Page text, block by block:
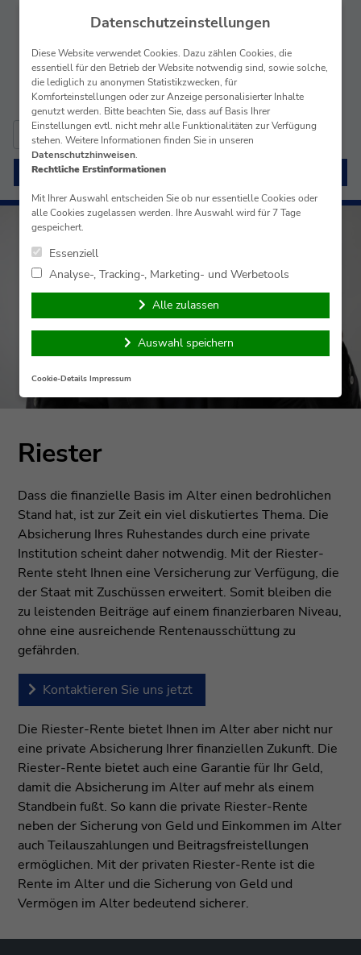
Suche
nach:
simplr-Login
Riester
Riester
Dass die finanzielle Basis im Alter einen bedrohlichen
Stand hat, ist zur Zeit ein viel diskutiertes Thema. Die
Absicherung Ihres Ruhestandes durch eine private
Institution scheint daher notwendig. Mit der Riester-
Rente steht Ihnen eine Versicherung zur Verfügung, die
der Staat mit Zuschüssen erweitert. Somit bleiben die
zu leistenden Beiträge auf einem finanzierbaren Niveau,
ohne eine ausreichende Rentenausschüttung zu
gefährden.
Kontaktieren Sie uns jetzt
Die Riester-Rente bietet Ihnen im Alter aber nicht nur
eine private Absicherung Ihrer finanziellen Zukunft. Die
Riester-Rente bietet auch eine Garantie für Ihr Geld,
damit die Absicherung im Alter auf mehr als einem
Standbein fußt. So kann die private Riester-Rente
neben der Sicherung von Geld und Einkommen im Alter
auch Teilauszahlungen und Beitragsfreistellungen
ermöglichen. Mit der privaten Riester-Rente ist die
Rente im Alter und die Sicherung von Geld und
Vermögen im Alter bedeutend sicherer.
Datenschutzeinstellungen
Diese Website verwendet Cookies. Dazu zählen Cookies, die
essentiell für den Betrieb der Website notwendig sind, sowie solche,
die lediglich zu anonymen Statistikzwecken, für
Komforteinstellungen oder zur Anzeige personalisierter Inhalte
genutzt werden. Bitte beachten Sie, dass auf Basis Ihrer
Einstellungen evtl. nicht mehr alle Funktionalitäten zur Verfügung
stehen. Weitere Informationen finden Sie in unseren
Datenschutzhinweisen.
Rechtliche Erstinformationen
Mit Ihrer Auswahl entscheiden Sie ob nur essentielle Cookies oder
alle Cookies zugelassen werden. Ihre Auswahl wird für 7 Tage
gespeichert.
Essenziell
Analyse-, Tracking-, Marketing- und Werbetools
Alle zulassen
Auswahl speichern
Cookie-Details Impressum